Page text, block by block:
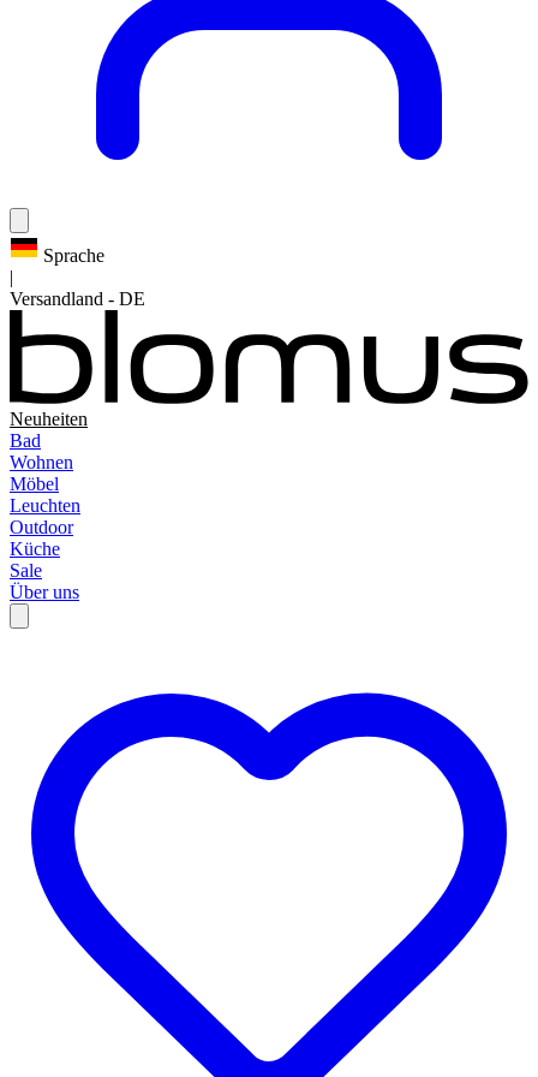
Sprache
|
Versandland - DE
Neuheiten
Bad
Wohnen
Möbel
Leuchten
Outdoor
Küche
Sale
Über uns